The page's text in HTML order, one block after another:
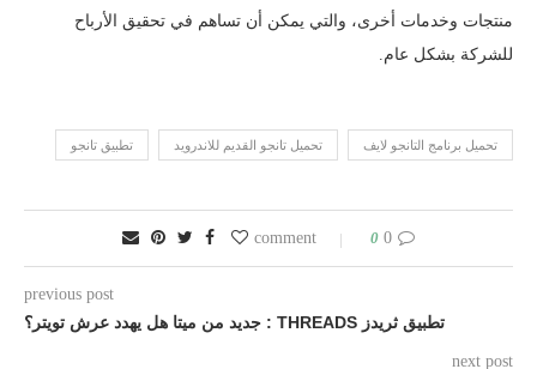
منتجات وخدمات أخرى، والتي يمكن أن تساهم في تحقيق الأرباح
للشركة بشكل عام.
تحميل برنامج التانجو لايف تحميل تانجو القديم للاندرويد تطبيق تانجو
0 comment
0
previous post
تطبيق ثريدز THREADS : جديد من ميتا هل يهدد عرش تويتر؟
next post